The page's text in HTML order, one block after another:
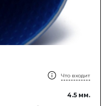
Что входит
4.5 мм.